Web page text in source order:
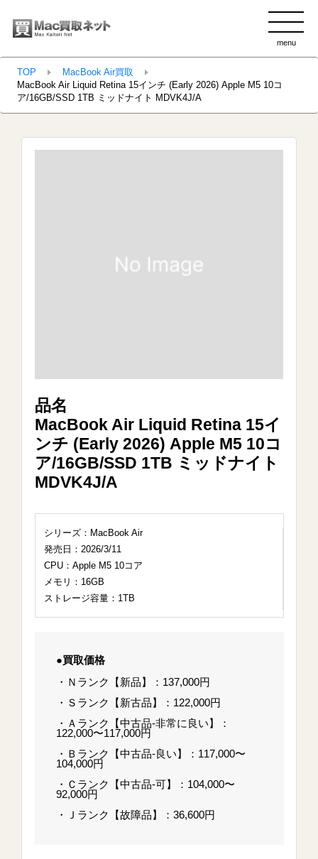
menu
TOP
MacBook Air買取
MacBook Air Liquid Retina 15インチ (Early 2026) Apple M5 10コ
ア/16GB/SSD 1TB ミッドナイト MDVK4J/A
品名
MacBook Air Liquid Retina 15イ
ンチ (Early 2026) Apple M5 10コ
ア/16GB/SSD 1TB ミッドナイト
MDVK4J/A
シリーズ：MacBook Air
発売日：2026/3/11
CPU：Apple M5 10コア
メモリ：16GB
ストレージ容量：1TB
●買取価格
・Ｎランク【新品】：137,000円
・Ｓランク【新古品】：122,000円
・Ａランク【中古品-非常に良い】：
122,000〜117,000円
・Ｂランク【中古品-良い】：117,000〜
104,000円
・Ｃランク【中古品-可】：104,000〜
92,000円
・Ｊランク【故障品】：36,600円